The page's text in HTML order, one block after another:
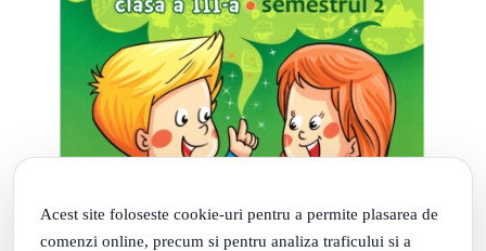
Acest site foloseste cookie-uri pentru a permite plasarea de
comenzi online, precum si pentru analiza traficului si a